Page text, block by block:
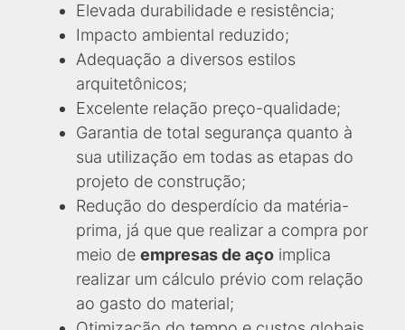
Elevada durabilidade e resistência;
Impacto ambiental reduzido;
Adequação a diversos estilos
arquitetônicos;
Excelente relação preço-qualidade;
Garantia de total segurança quanto à
sua utilização em todas as etapas do
projeto de construção;
Redução do desperdício da matéria-
prima, já que que realizar a compra por
meio de empresas de aço implica
realizar um cálculo prévio com relação
ao gasto do material;